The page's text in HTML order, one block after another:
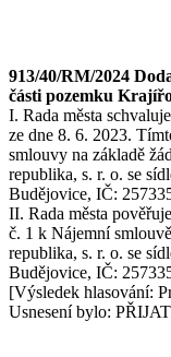
913/40/RM/2024
části pozemku
I. Rada města
ze dne 8. 6. 2023.
smlouvy na základě
republika, s. r. o. se
Budějovice, IČ:
II. Rada města
č. 1 k Nájemní
republika, s. r. o. se
Budějovice, IČ:
[Výsledek hlasování:
Usnesení bylo: